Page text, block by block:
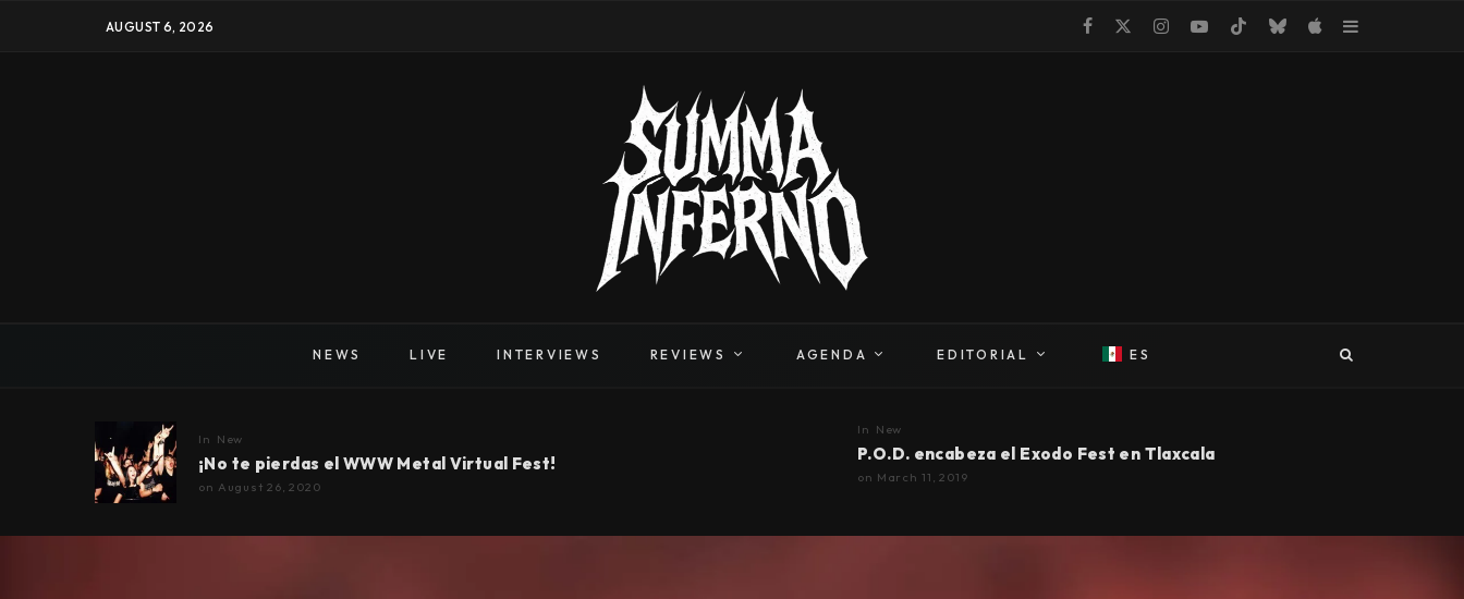
AUGUST 6, 2026
NEWS LIVE INTERVIEWS REVIEWS AGENDA EDITORIAL ES
In New
¡No te pierdas el WWW Metal Virtual Fest!
on August 26, 2020
In New
P.O.D. encabeza el Exodo Fest en Tlaxcala
on March 11, 2019